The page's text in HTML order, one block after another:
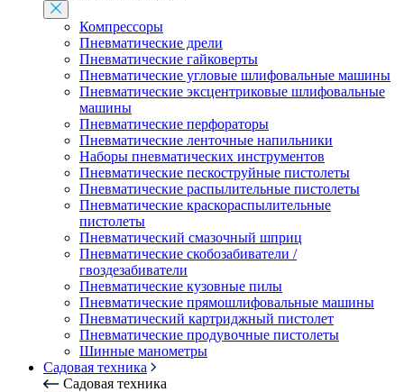
Компрессоры
Пневматические дрели
Пневматические гайковерты
Пневматические угловые шлифовальные машины
Пневматические эксцентриковые шлифовальные
машины
Пневматические перфораторы
Пневматические ленточные напильники
Наборы пневматических инструментов
Пневматические пескоструйные пистолеты
Пневматические распылительные пистолеты
Пневматические краскораспылительные
пистолеты
Пневматический смазочный шприц
Пневматические скобозабиватели /
гвоздезабиватели
Пневматические кузовные пилы
Пневматические прямошлифовальные машины
Пневматический картриджный пистолет
Пневматические продувочные пистолеты
Шинные манометры
Садовая техника
Садовая техника